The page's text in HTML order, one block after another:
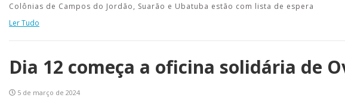
Colônias de Campos do Jordão, Suarão e Ubatuba estão com lista de espera
Ler Tudo
Dia 12 começa a oficina solidária de
5 de março de 2024